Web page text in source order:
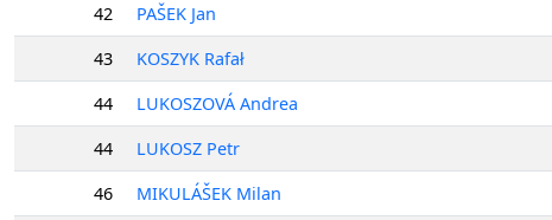
42
PAŠEK Jan
43
KOSZYK Rafał
44
LUKOSZOVÁ Andrea
44
LUKOSZ Petr
46
MIKULÁŠEK Milan